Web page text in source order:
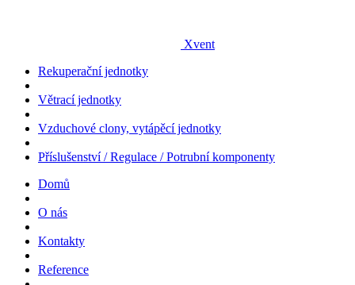
Xvent
Rekuperační jednotky
Větrací jednotky
Vzduchové clony, vytápěcí jednotky
Příslušenství / Regulace / Potrubní komponenty
Domů
O nás
Kontakty
Reference